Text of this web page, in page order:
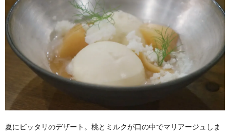
夏にピッタリのデザート。桃とミルクが口の中でマリアージュしま